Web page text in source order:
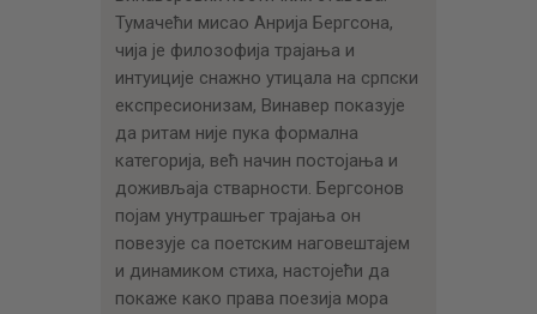
Тумачећи мисао Анрија Бергсона,
чија је филозофија трајања и
интуиције снажно утицала на српски
експресионизам, Винавер показује
да ритам није пука формална
категорија, већ начин постојања и
доживљаја стварности. Бергсонов
појам унутрашњег трајања он
повезује са поетским наговештајем
и динамиком стиха, настојећи да
покаже како права поезија мора